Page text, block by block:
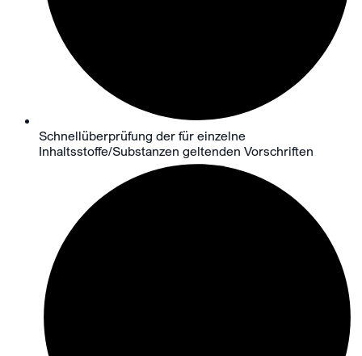
Schnellüberprüfung der für einzelne
Inhaltsstoffe/Substanzen geltenden Vorschriften